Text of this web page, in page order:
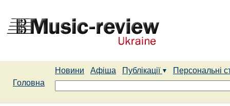
Новини Афіша Публікації
Персональні
Головна